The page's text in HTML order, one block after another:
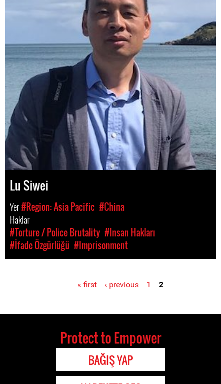
Lu Siwei
Yer#Region: Asia Pacific #China
Haklar
#Torture / Police Brutality #Insan Hakları
#İfade Özgürlüğü #Imprisonment
« first ‹ previous 1 2
Protect to Empower
BAĞIŞ YAP